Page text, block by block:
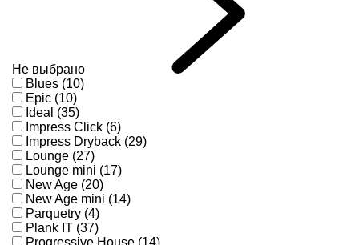
Не выбрано
Blues (10)
Epic (10)
Ideal (35)
Impress Click (6)
Impress Dryback (29)
Lounge (27)
Lounge mini (17)
New Age (20)
New Age mini (14)
Parquetry (4)
Plank IT (37)